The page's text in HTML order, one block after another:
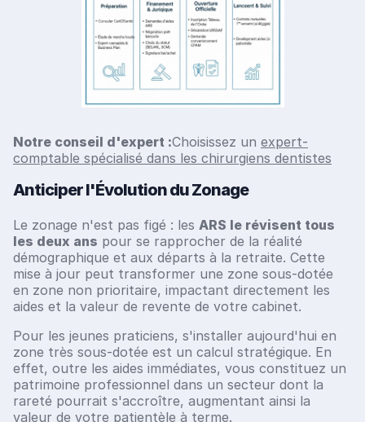
Notre conseil d'expert :Choisissez un expert-
comptable spécialisé dans les chirurgiens dentistes
Anticiper l'Évolution du Zonage
Le zonage n'est pas figé : les ARS le révisent tous
les deux ans pour se rapprocher de la réalité
démographique et aux départs à la retraite. Cette
mise à jour peut transformer une zone sous-dotée
en zone non prioritaire, impactant directement les
aides et la valeur de revente de votre cabinet.
Pour les jeunes praticiens, s'installer aujourd'hui en
zone très sous-dotée est un calcul stratégique. En
effet, outre les aides immédiates, vous constituez un
patrimoine professionnel dans un secteur dont la
rareté pourrait s'accroître, augmentant ainsi la
valeur de votre patientèle à terme.